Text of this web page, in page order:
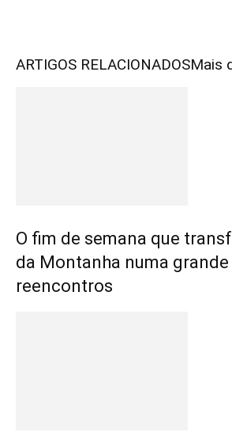
ARTIGOS RELACIONADOSMais
O fim de semana que
da Montanha numa
reencontros